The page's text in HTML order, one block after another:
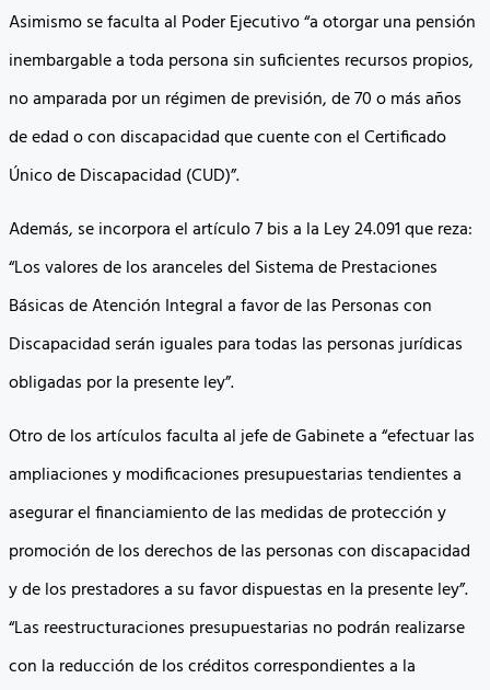
Asimismo se faculta al Poder Ejecutivo “a otorgar una pensión
inembargable a toda persona sin suficientes recursos propios,
no amparada por un régimen de previsión, de 70 o más años
de edad o con discapacidad que cuente con el Certificado
Único de Discapacidad (CUD)”.
Además, se incorpora el artículo 7 bis a la Ley 24.091 que reza:
“Los valores de los aranceles del Sistema de Prestaciones
Básicas de Atención Integral a favor de las Personas con
Discapacidad serán iguales para todas las personas jurídicas
obligadas por la presente ley”.
Otro de los artículos faculta al jefe de Gabinete a “efectuar las
ampliaciones y modificaciones presupuestarias tendientes a
asegurar el financiamiento de las medidas de protección y
promoción de los derechos de las personas con discapacidad
y de los prestadores a su favor dispuestas en la presente ley”.
“Las reestructuraciones presupuestarias no podrán realizarse
con la reducción de los créditos correspondientes a la